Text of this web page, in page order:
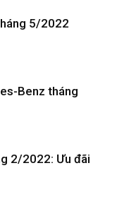
5/2022
Benz tháng
2/2022: Ưu đãi